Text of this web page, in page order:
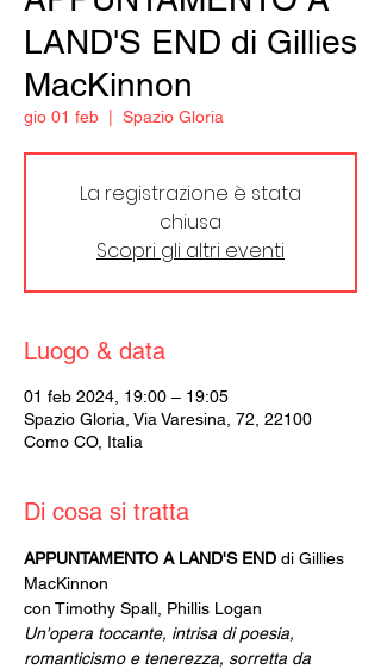
LAND'S END di Gillies
MacKinnon
gio 01 feb Spazio Gloria
La registrazione è stata
chiusa
Scopri gli altri eventi
Luogo & data
01 feb 2024, 19:00 – 19:05
Spazio Gloria, Via Varesina, 72, 22100
Como CO, Italia
Di cosa si tratta
APPUNTAMENTO A LAND'S END di Gillies
MacKinnon
con Timothy Spall, Phillis Logan
Un'opera toccante, intrisa di poesia,
romanticismo e tenerezza, sorretta da